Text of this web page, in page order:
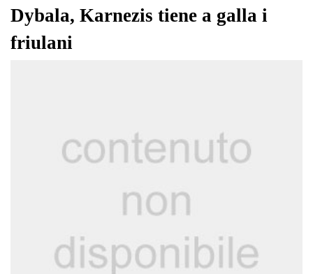
Dybala, Karnezis tiene a galla i
friulani